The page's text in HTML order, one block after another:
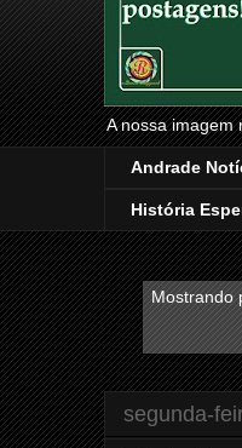
A nossa imagem
Andrade
História
Mostrando
segunda-